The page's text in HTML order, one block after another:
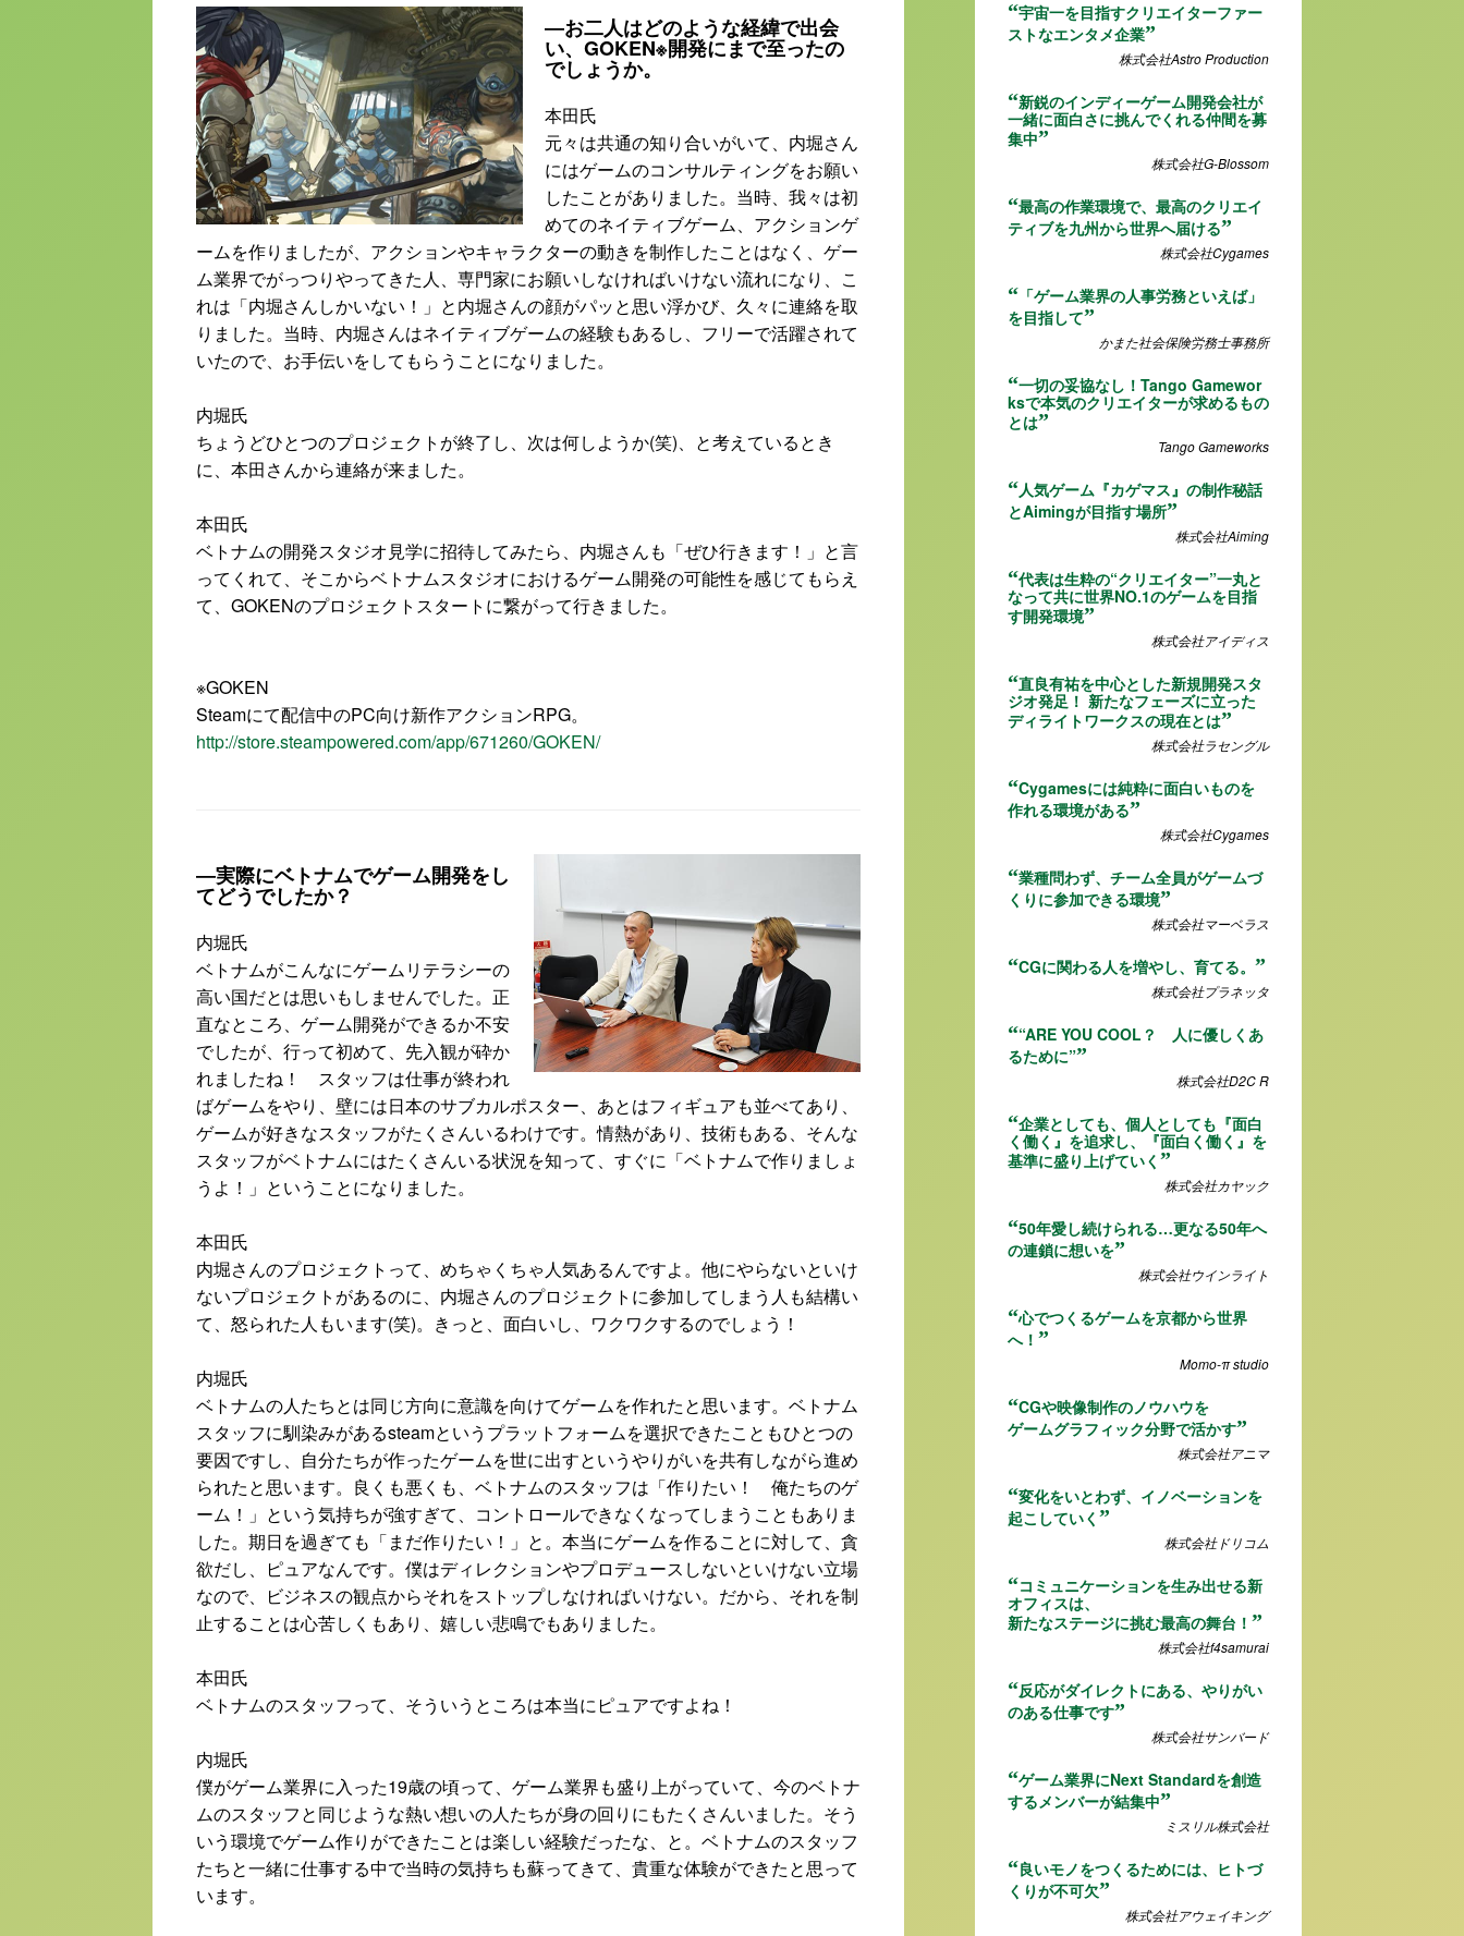
―お二人はどのような経緯で出会
い、GOKEN※開発にまで至ったの
でしょうか。
本田氏
元々は共通の知り合いがいて、内堀さん
にはゲームのコンサルティングをお願い
したことがありました。当時、我々は初
めてのネイティブゲーム、アクションゲ
ームを作りましたが、アクションやキャラクターの動きを制作したことはなく、ゲー
ム業界でがっつりやってきた人、専門家にお願いしなければいけない流れになり、こ
れは「内堀さんしかいない！」と内堀さんの顔がパッと思い浮かび、久々に連絡を取
りました。当時、内堀さんはネイティブゲームの経験もあるし、フリーで活躍されて
いたので、お手伝いをしてもらうことになりました。
内堀氏
ちょうどひとつのプロジェクトが終了し、次は何しようか(笑)、と考えているとき
に、本田さんから連絡が来ました。
本田氏
ベトナムの開発スタジオ見学に招待してみたら、内堀さんも「ぜひ行きます！」と言
ってくれて、そこからベトナムスタジオにおけるゲーム開発の可能性を感じてもらえ
て、GOKENのプロジェクトスタートに繋がって行きました。
※GOKEN
Steamにて配信中のPC向け新作アクションRPG。
http://store.steampowered.com/app/671260/GOKEN/
―実際にベトナムでゲーム開発をし
てどうでしたか？
内堀氏
ベトナムがこんなにゲームリテラシーの
高い国だとは思いもしませんでした。正
直なところ、ゲーム開発ができるか不安
でしたが、行って初めて、先入観が砕か
れましたね！ スタッフは仕事が終われ
ばゲームをやり、壁には日本のサブカルポスター、あとはフィギュアも並べてあり、
ゲームが好きなスタッフがたくさんいるわけです。情熱があり、技術もある、そんな
スタッフがベトナムにはたくさんいる状況を知って、すぐに「ベトナムで作りましょ
うよ！」ということになりました。
本田氏
内堀さんのプロジェクトって、めちゃくちゃ人気あるんですよ。他にやらないといけ
ないプロジェクトがあるのに、内堀さんのプロジェクトに参加してしまう人も結構い
て、怒られた人もいます(笑)。きっと、面白いし、ワクワクするのでしょう！
内堀氏
ベトナムの人たちとは同じ方向に意識を向けてゲームを作れたと思います。ベトナム
スタッフに馴染みがあるsteamというプラットフォームを選択できたこともひとつの
要因ですし、自分たちが作ったゲームを世に出すというやりがいを共有しながら進め
られたと思います。良くも悪くも、ベトナムのスタッフは「作りたい！ 俺たちのゲ
ーム！」という気持ちが強すぎて、コントロールできなくなってしまうこともありま
した。期日を過ぎても「まだ作りたい！」と。本当にゲームを作ることに対して、貪
欲だし、ピュアなんです。僕はディレクションやプロデュースしないといけない立場
なので、ビジネスの観点からそれをストップしなければいけない。だから、それを制
止することは心苦しくもあり、嬉しい悲鳴でもありました。
本田氏
ベトナムのスタッフって、そういうところは本当にピュアですよね！
内堀氏
僕がゲーム業界に入った19歳の頃って、ゲーム業界も盛り上がっていて、今のベトナ
ムのスタッフと同じような熱い想いの人たちが身の回りにもたくさんいました。そう
いう環境でゲーム作りができたことは楽しい経験だったな、と。ベトナムのスタッフ
たちと一緒に仕事する中で当時の気持ちも蘇ってきて、貴重な体験ができたと思って
います。
宇宙一を目指すクリエイターファー
ストなエンタメ企業
株式会社Astro Production
新鋭のインディーゲーム開発会社が
一緒に面白さに挑んでくれる仲間を募
集中
株式会社G-Blossom
最高の作業環境で、最高のクリエイ
ティブを九州から世界へ届ける
株式会社Cygames
「ゲーム業界の人事労務といえば」
を目指して
かまた社会保険労務士事務所
一切の妥協なし！Tango Gamewor
ksで本気のクリエイターが求めるもの
とは
Tango Gameworks
人気ゲーム『カゲマス』の制作秘話
とAimingが目指す場所
株式会社Aiming
代表は生粋の“クリエイター”一丸と
なって共に世界NO.1のゲームを目指
す開発環境
株式会社アイディス
直良有祐を中心とした新規開発スタ
ジオ発足！ 新たなフェーズに立った
ディライトワークスの現在とは
株式会社ラセングル
Cygamesには純粋に面白いものを
作れる環境がある
株式会社Cygames
業種問わず、チーム全員がゲームづ
くりに参加できる環境
株式会社マーベラス
CGに関わる人を増やし、育てる。
株式会社プラネッタ
“ARE YOU COOL？ 人に優しくあ
るために”
株式会社D2C R
企業としても、個人としても『面白
く働く』を追求し、『面白く働く』を
基準に盛り上げていく
株式会社カヤック
50年愛し続けられる…更なる50年へ
の連鎖に想いを
株式会社ウインライト
心でつくるゲームを京都から世界
へ！
Momo-π studio
CGや映像制作のノウハウを
ゲームグラフィック分野で活かす
株式会社アニマ
変化をいとわず、イノベーションを
起こしていく
株式会社ドリコム
コミュニケーションを生み出せる新
オフィスは、
新たなステージに挑む最高の舞台！
株式会社f4samurai
反応がダイレクトにある、やりがい
のある仕事です
株式会社サンバード
ゲーム業界にNext Standardを創造
するメンバーが結集中
ミスリル株式会社
良いモノをつくるためには、ヒトづ
くりが不可欠
株式会社アウェイキング